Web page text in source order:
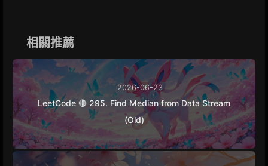
相關推薦
2026-06-23
LeetCode 🔴 295. Find Median from Data Stream
(Old)